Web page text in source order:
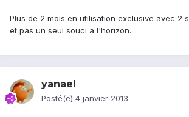
Plus de 2 mois en utilisation exclusive avec 2
et pas un seul souci a l'horizon.
yanael
Posté(e) 4 janvier 2013